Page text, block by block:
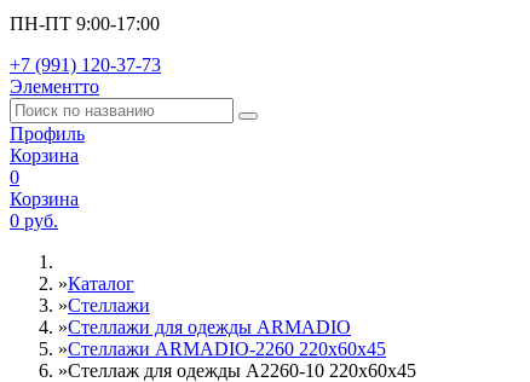
ПН-ПТ 9:00-17:00
+7 (991) 120-37-73
Элементто
Профиль
Корзина
0
Корзина
0 руб.
»Каталог
»Стеллажи
»Cтеллажи для одежды ARMADIO
»Стеллажи ARMADIO-2260 220х60х45
»Стеллаж для одежды A2260-10 220х60х45